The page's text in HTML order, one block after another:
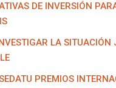
DE INVERSIÓN
LA SITUACIÓN
PREMIOS